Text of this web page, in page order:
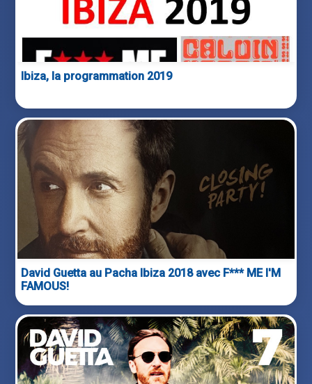
Ibiza, la programmation 2019
David Guetta au Pacha Ibiza 2018 avec F*** ME I'M
FAMOUS!